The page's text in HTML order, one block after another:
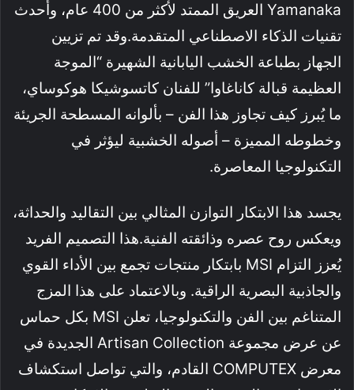
Yamanaka العريق الممتد لأكثر من 400 عام، وأحدث
تقنيات الذكاء الاصطناعي المتقدمة.وقد تم تزيين
الجهاز بطباعة الخشب اليابانية الشهيرة “الموجة
العظيمة قبالة كاناغاوا” للفنان كاتسوشيكا هوكوساي،
ما يُبرز كيف تجاوز هذا الفن – بألوانه المسطحة الجريئة
وخطوطه المميزة – أصوله الخشبية ليؤثر في
التكنولوجيا المعاصرة.
يجسد هذا الابتكار التوازن المثالي بين التقاليد والحداثة،
ويعكس روح عصره وذائقته الفنية.هذا التصميم الفريد
يُعزز التزام MSI بابتكار منتجات تجمع بين الأداء القوي
والجاذبية البصرية الراقية. وبالاعتماد على هذا المزج
المتناغم بين الفن والتكنولوجيا، تعلن MSI بكل حماس
عن عرض مجموعة Artisan Collection الجديدة في
معرض COMPUTEX القادم، والتي تواصل استكشاف